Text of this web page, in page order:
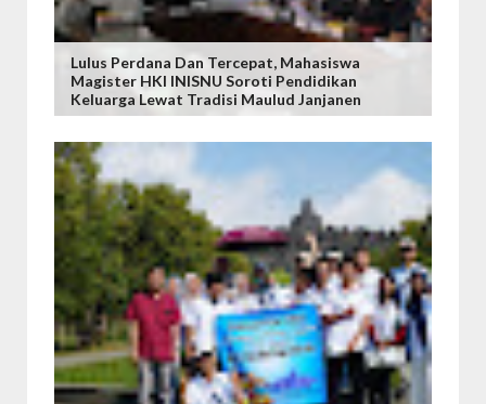
Lulus Perdana Dan Tercepat, Mahasiswa
Magister HKI INISNU Soroti Pendidikan
Keluarga Lewat Tradisi Maulud Janjanen